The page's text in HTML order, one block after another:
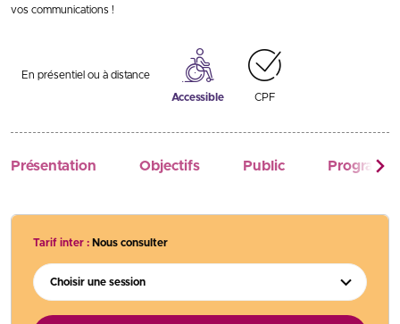
vos communications !
En présentiel ou à distance
Accessible CPF
Présentation Objectifs Public
Tarif inter : Nous consulter
Choisir une session